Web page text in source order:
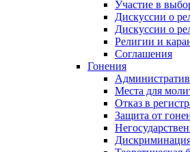
Участие в
Дискуссии о
Дискуссии о
Религии и
Соглашения
Гонения
Места для
Отказ в
Защита от